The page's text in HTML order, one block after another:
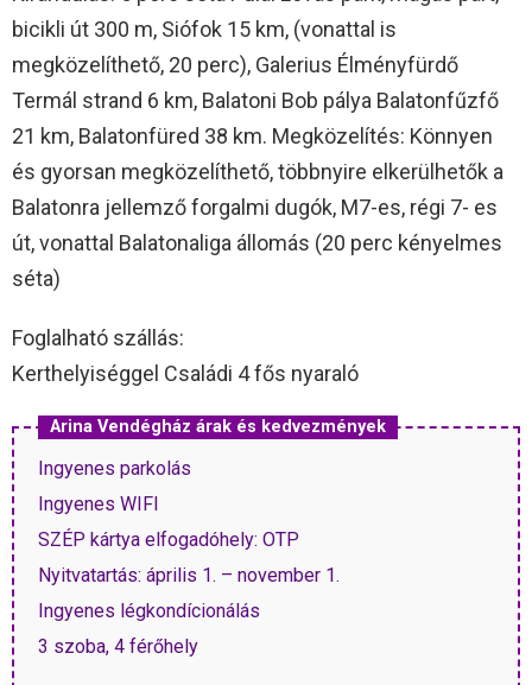
bicikli út 300 m, Siófok 15 km, (vonattal is
megközelíthető, 20 perc), Galerius Élményfürdő
Termál strand 6 km, Balatoni Bob pálya Balatonfűzfő
21 km, Balatonfüred 38 km. Megközelítés: Könnyen
és gyorsan megközelíthető, többnyire elkerülhetők a
Balatonra jellemző forgalmi dugók, M7-es, régi 7- es
út, vonattal Balatonaliga állomás (20 perc kényelmes
séta)
Foglalható szállás:
Kerthelyiséggel Családi 4 fős nyaraló
Arina Vendégház árak és kedvezmények
Ingyenes parkolás
Ingyenes WIFI
SZÉP kártya elfogadóhely: OTP
Nyitvatartás: április 1. – november 1.
Ingyenes légkondícionálás
3 szoba, 4 férőhely